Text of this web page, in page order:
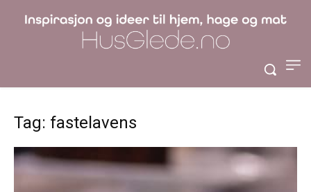
Tag: fastelavens